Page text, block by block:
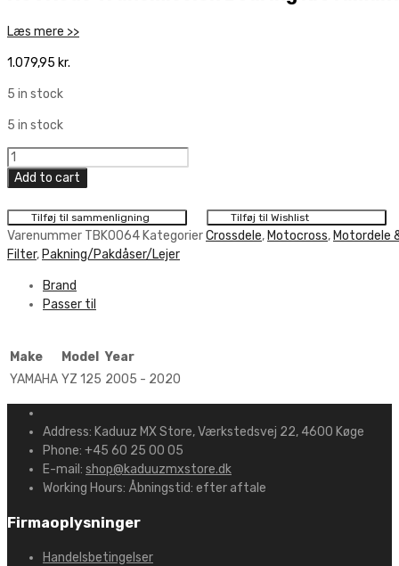
Læs mere >>
1.079,95 kr.
5 in stock
5 in stock
Hot
Rods
Transmission
Bearing
Kit
Yamaha
Add to cart
Tilføj til sammenligning Tilføj til Wishlist
Varenummer TBK0064 KategorierCrossdele, Motocross, Motordele
Filter, Pakning/Pakdåser/Lejer
Brand
Passer til
Make Model
Year
YAMAHA YZ 125 2005 - 2020
Address: Kaduuz MX Store, Værkstedsvej 22, 4600 Køge
Phone: +45 60 25 00 05
E-mail: shop@kaduuzmxstore.dk
Working Hours: Åbningstid: efter aftale
Firmaoplysninger
Handelsbetingelser